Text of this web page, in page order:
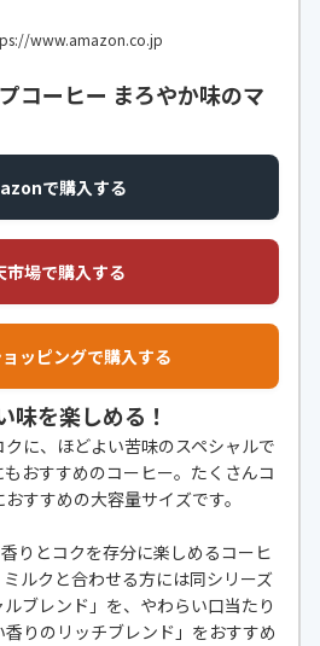
www.amazon.co.jp
コーヒー まろやか味のマ
で購入する
市場で購入する
ッピングで購入する
味を楽しめる！
に、ほどよい苦味のスペシャルで
おすすめのコーヒー。たくさんコ
すすめの大容量サイズです。
りとコクを存分に楽しめるコーヒ
ルクと合わせる方には同シリーズ
ブレンド」を、やわらい口当たり
りのリッチブレンド」をおすすめ